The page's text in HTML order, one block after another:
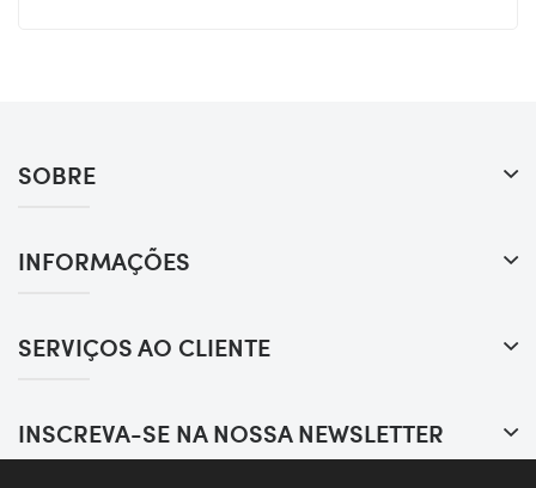
SOBRE
INFORMAÇÕES
SERVIÇOS AO CLIENTE
INSCREVA-SE NA NOSSA NEWSLETTER